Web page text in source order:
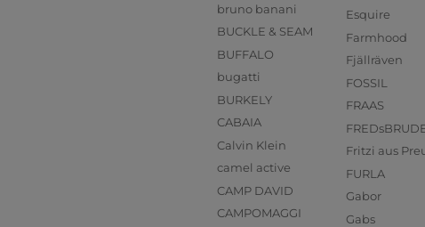
bruno banani
BUCKLE & SEAM
BUFFALO
bugatti
BURKELY
CABAIA
Calvin Klein
camel active
CAMP DAVID
CAMPOMAGGI
Esquire
Farmhood
Fjällräven
FOSSIL
FRAAS
Fritzi aus
FURLA
Gabor
Gabs